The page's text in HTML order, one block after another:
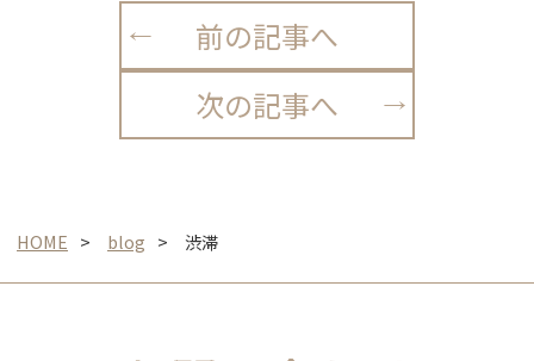
前の記事へ
次の記事へ
HOME blog 渋滞